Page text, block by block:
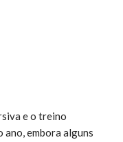
e o treino
embora alguns